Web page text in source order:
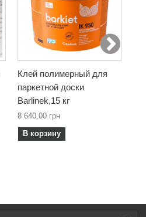
Клей полимерный для
паркетной доски
Barlinek,15 кг
8 640,00 грн
В корзину